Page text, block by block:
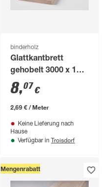
binderholz
Glattkantbrett
gehobelt 3000 x 100
x 18 mm
8,07€
2,69 € / Meter
Keine Lieferung nach
Hause
Verfügbar in Troisdorf
Mengenrabatt